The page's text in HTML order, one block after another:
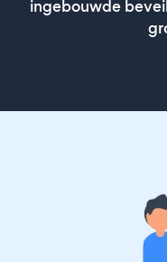
ingebouwde